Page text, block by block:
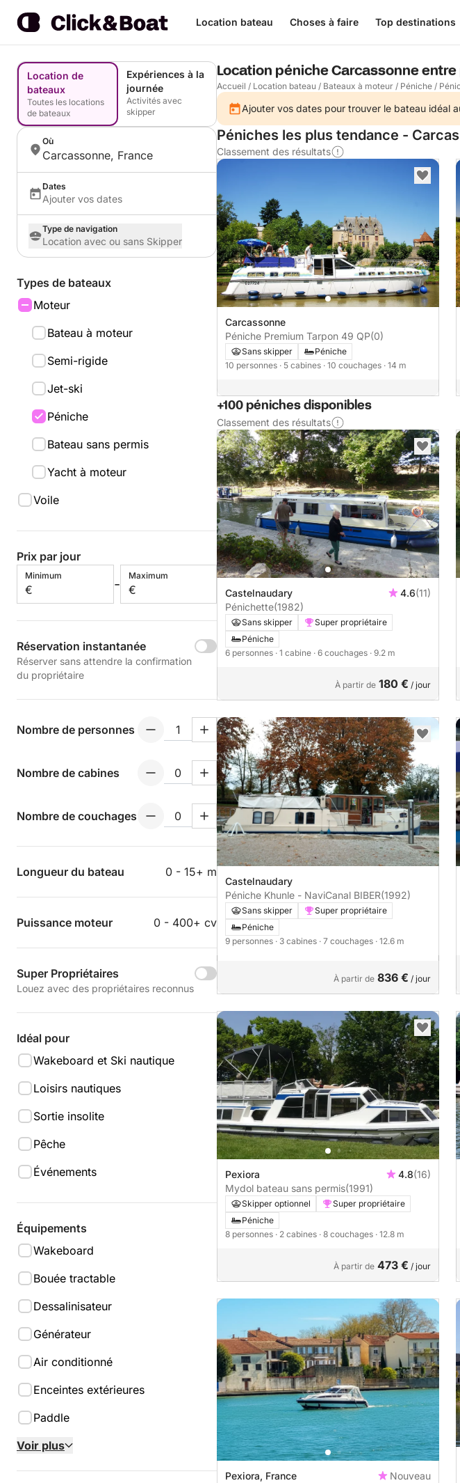
Location bateau Choses à faire Top destinations
Location de
bateaux
Toutes les locations
de bateaux
Expériences à la
journée
Activités avec
skipper
Où
Carcassonne, France
Dates
Ajouter vos dates
Type de navigation
Location avec ou sans Skipper
Types de bateaux
Moteur
Bateau à moteur
Semi-rigide
Jet-ski
Péniche
Bateau sans permis
Yacht à moteur
Voile
Prix par jour
Minimum
€ -
Maximum
€
Réservation instantanée
Réserver sans attendre la confirmation
du propriétaire
Nombre de personnes
Nombre de cabines
Nombre de couchages
Longueur du bateau 0 - 15+ m
Puissance moteur 0 - 400+ cv
Super Propriétaires
Louez avec des propriétaires reconnus
Idéal pour
Wakeboard et Ski nautique
Loisirs nautiques
Sortie insolite
Pêche
Événements
Équipements
Wakeboard
Bouée tractable
Dessalinisateur
Générateur
Air conditionné
Enceintes extérieures
Paddle
Voir plus
Location péniche Carcassonne
Accueil / Location bateau / Bateaux à moteur / Péniche /
Ajouter vos dates pour trouver le bateau idéal
Péniches les plus tendance -
Classement des résultats
Carcassonne
Péniche Premium Tarpon 49 QP(0)
Sans skipper
Péniche
10 personnes · 5 cabines · 10 couchages · 14 m
+100 péniches disponibles
Classement des résultats
Castelnaudary 4.6(11)
Pénichette(1982)
Sans skipper
Super propriétaire
Péniche
6 personnes · 1 cabine · 6 couchages · 9.2 m
À partir de 180 € / jour
Castelnaudary
Péniche Khunle - NaviCanal BIBER(1992)
Sans skipper
Super propriétaire
Péniche
9 personnes · 3 cabines · 7 couchages · 12.6 m
À partir de 836 € / jour
Pexiora 4.8(16)
Mydol bateau sans permis(1991)
Skipper optionnel
Super propriétaire
Péniche
8 personnes · 2 cabines · 8 couchages · 12.8 m
À partir de 473 € / jour
Pexiora, France
Nouveau